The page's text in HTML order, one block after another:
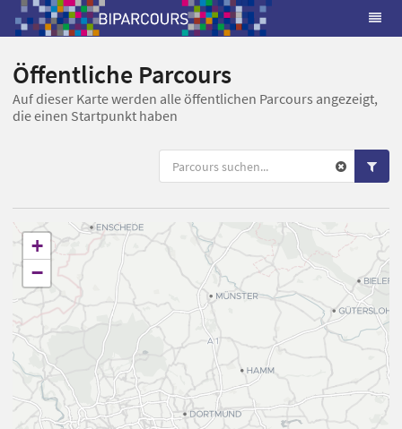
Öffentliche Parcours
Auf dieser Karte werden alle öffentlichen Parcours angezeigt,
die einen Startpunkt haben
+
−